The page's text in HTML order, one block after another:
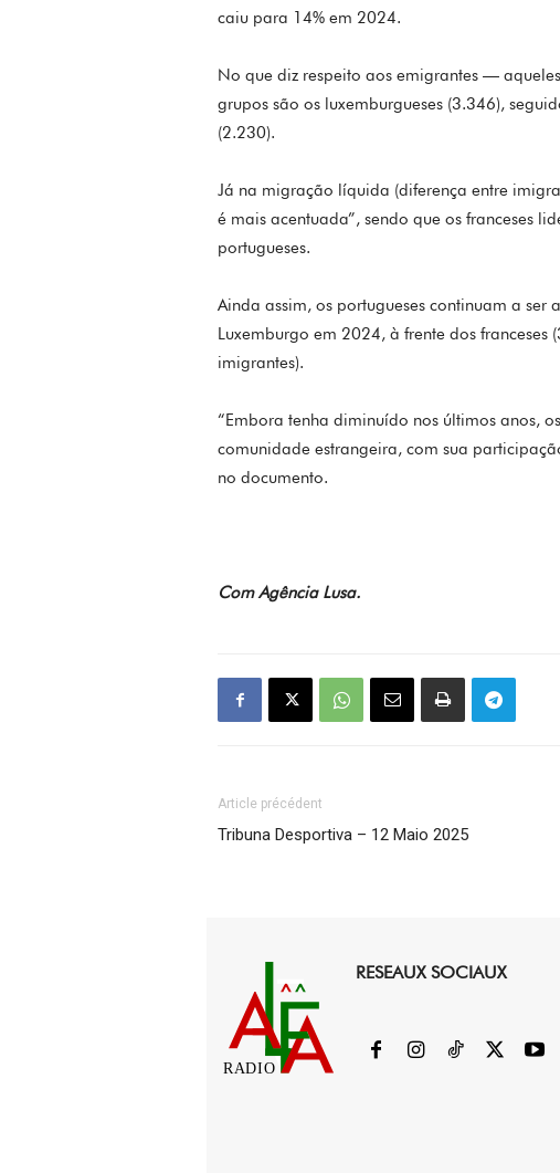
caiu para 14% em 2024.
No que diz respeito aos emigrantes —
grupos são os luxemburgueses (3.346),
(2.230).
Já na migração líquida (diferença entre
é mais acentuada”, sendo que os franceses
portugueses.
Ainda assim, os portugueses continuam a
Luxemburgo em 2024, à frente dos
imigrantes).
“Embora tenha diminuído nos últimos anos,
comunidade estrangeira, com sua
no documento.
Com Agência Lusa.
Article précédent
Tribuna Desportiva – 12 Maio 2025
RADIO
RESEAUX SOCIAUX